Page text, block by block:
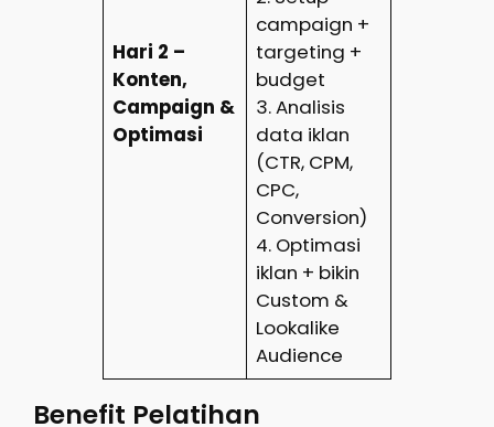
Hari 2 –
Konten,
Campaign &
Optimasi
campaign +
targeting +
budget
3. Analisis
data iklan
(CTR, CPM,
CPC,
Conversion)
4. Optimasi
iklan + bikin
Custom &
Lookalike
Audience
Benefit Pelatihan